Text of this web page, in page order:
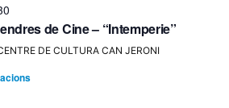
de Cine – “Intemperie”
DE CULTURA CAN JERONI